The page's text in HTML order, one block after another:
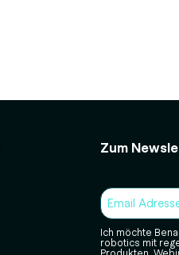
Zum
Ich möchte
robotics mit
Produkten,